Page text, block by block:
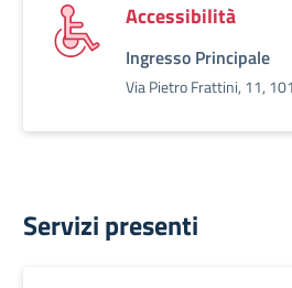
Accessibilità
Ingresso Principale
Via Pietro Frattini, 11,
Servizi presenti